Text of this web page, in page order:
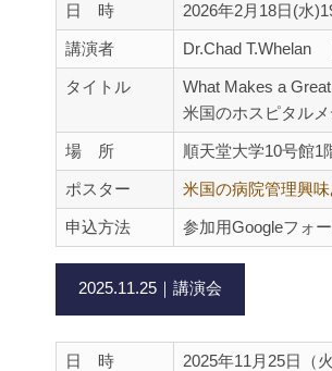
日 時 2026年2月18日(水
講演者 Dr.Chad
タイトル
What Makes a
米国のホスピタル
場 所 順天堂大学10号館
ポスター 米国の病院管理興
申込方法 参加用Googleフォー
2025.11.25｜講演会
日 時 2025年11月25日（